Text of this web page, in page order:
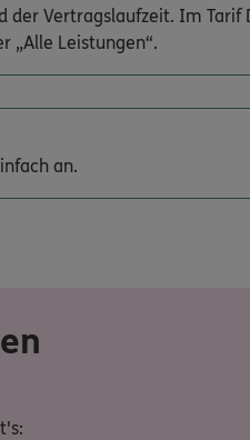
der Vertragslaufzeit. Im
„Alle Leistungen“.
an.